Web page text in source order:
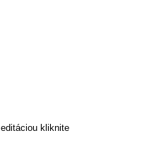
kliknite